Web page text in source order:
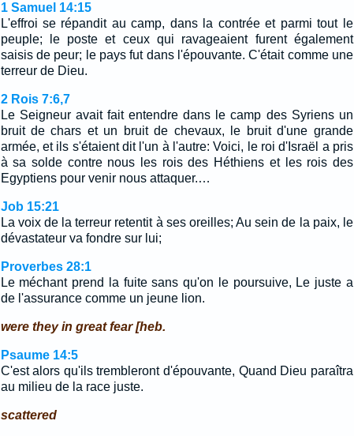
1 Samuel 14:15
L'effroi se répandit au camp, dans la contrée et parmi tout le
peuple; le poste et ceux qui ravageaient furent également
saisis de peur; le pays fut dans l'épouvante. C'était comme une
terreur de Dieu.
2 Rois 7:6,7
Le Seigneur avait fait entendre dans le camp des Syriens un
bruit de chars et un bruit de chevaux, le bruit d'une grande
armée, et ils s'étaient dit l'un à l'autre: Voici, le roi d'Israël a pris
à sa solde contre nous les rois des Héthiens et les rois des
Egyptiens pour venir nous attaquer.…
Job 15:21
La voix de la terreur retentit à ses oreilles; Au sein de la paix, le
dévastateur va fondre sur lui;
Proverbes 28:1
Le méchant prend la fuite sans qu'on le poursuive, Le juste a
de l'assurance comme un jeune lion.
were they in great fear [heb.
Psaume 14:5
C'est alors qu'ils trembleront d'épouvante, Quand Dieu paraîtra
au milieu de la race juste.
scattered